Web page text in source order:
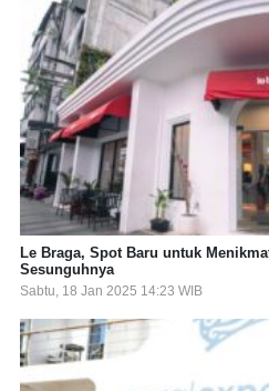
Le Braga, Spot Baru untuk
Sesunguhnya
Sabtu, 18 Jan 2025 14:23 WIB